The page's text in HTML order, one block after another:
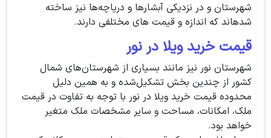
شهرستان و در نزدیکی آبشارها و دریاچه‌ها نیز ساخته
شدهاند که اندازه و قیمت های مختلفی دارند.
قیمت خرید ویلا در نور
شهرستان نور نیز مانند بسیاری از شهرستان‌های شمال
کشور از چندین بخش تشکیل‌شده و به همین دلیل
محدوده قیمت خرید ویلا در نور با توجه‌ به تفاوت در قیمت
ملک، امکانات، مساحت و سایر مشخصات ملک متغیر
خواهد بود.